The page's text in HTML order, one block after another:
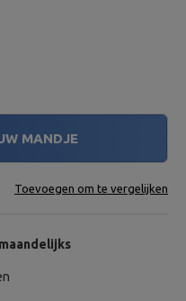
MANDJE
Toevoegen om te vergelijken